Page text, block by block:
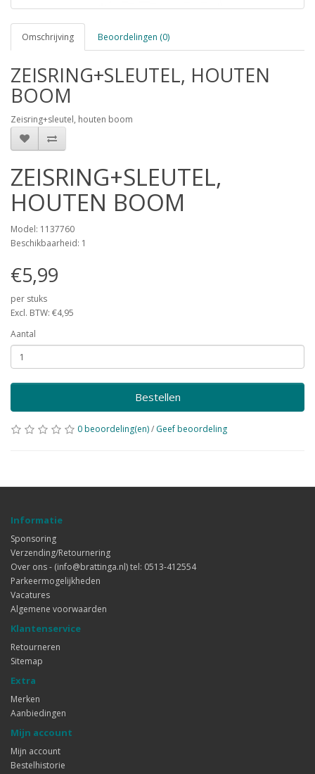
Omschrijving Beoordelingen (0)
ZEISRING+SLEUTEL, HOUTEN
BOOM
Zeisring+sleutel, houten boom
ZEISRING+SLEUTEL,
HOUTEN BOOM
Model: 1137760
Beschikbaarheid: 1
€5,99
per stuks
Excl. BTW: €4,95
Aantal
Bestellen
0 beoordeling(en)/ Geef beoordeling
Informatie
Sponsoring
Verzending/Retournering
Over ons - (info@brattinga.nl) tel: 0513-412554
Parkeermogelijkheden
Vacatures
Algemene voorwaarden
Klantenservice
Retourneren
Sitemap
Extra
Merken
Aanbiedingen
Mijn account
Mijn account
Bestelhistorie